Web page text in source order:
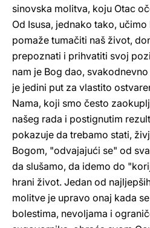
sinovska molitva, koju Otac
Od Isusa, jednako tako,
pomaže tumačiti naš život,
prepoznati i prihvatiti svoj
nam je Bog dao,
je jedini put za vlastito
Nama, koji smo često
našeg rada i postignutim
pokazuje da trebamo stati,
Bogom, "odvajajući se" od
da slušamo, da idemo do
hrani život. Jedan od
molitve je upravo onaj kada
bolestima, nevoljama i